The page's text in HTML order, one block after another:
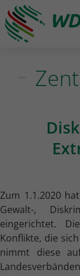
Zum 1.1.2020
Gewalt-,
eingerichtet.
Konflikte, die
nimmt diese